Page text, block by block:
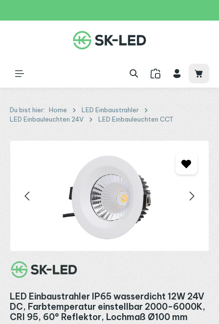
Du bist hier: Home
LED Einbaustrahler
LED Einbauleuchten 24V
LED Einbauleuchten CCT
LED Einbaustrahler IP65 wasserdicht 12W 24V
DC, Farbtemperatur einstellbar 2000-6000K,
CRI 95, 60° Reflektor, Lochmaß Ø100 mm